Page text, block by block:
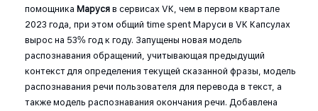
помощника Маруся в сервисах VK, чем в первом квартале
2023 года, при этом общий time spent Маруси в VK Капсулах
вырос на 53% год к году. Запущены новая модель
распознавания обращений, учитывающая предыдущий
контекст для определения текущей сказанной фразы, модель
распознавания речи пользователя для перевода в текст, а
также модель распознавания окончания речи. Добавлена